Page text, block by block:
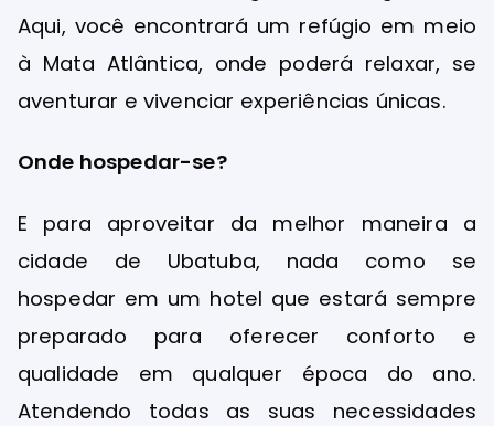
Aqui, você encontrará um refúgio em meio
à Mata Atlântica, onde poderá relaxar, se
aventurar e vivenciar experiências únicas.
Onde hospedar-se?
E para aproveitar da melhor maneira a
cidade de Ubatuba, nada como se
hospedar em um hotel que estará sempre
preparado para oferecer conforto e
qualidade em qualquer época do ano.
Atendendo todas as suas necessidades